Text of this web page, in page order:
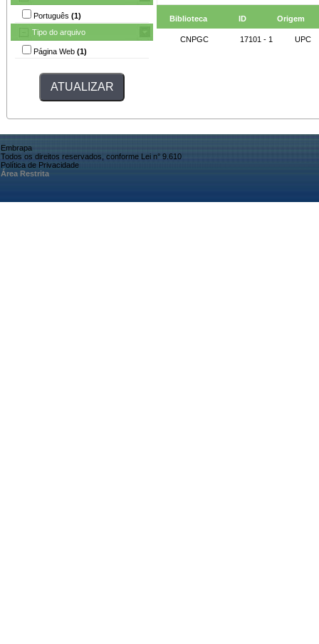
Português (1)
Tipo do arquivo
Página Web (1)
Biblioteca ID Origem
CNPGC 17101 - 1 UPC
Embrapa
Todos os direitos reservados, conforme Lei n° 9.610
Política de Privacidade
Área Restrita